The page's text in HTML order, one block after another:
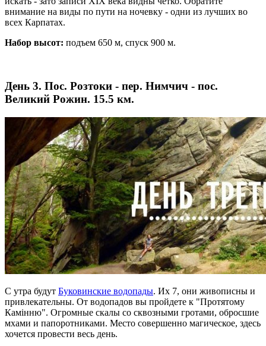
внимание на виды по пути на ночевку - одни из лучших во
всех Карпатах.
Набор высот: подъем 650 м, спуск 900 м.
День 3. Пос. Розтоки - пер. Нимчич - пос.
Великий Рожин. 15.5 км.
С утра будут Буковинские водопады. Их 7, они живописны и
привлекательны. От водопадов вы пройдете к "Протятому
Камінню". Огромные скалы со сквозными гротами, обросшие
мхами и папоротниками. Место совершенно магическое, здесь
хочется провести весь день.